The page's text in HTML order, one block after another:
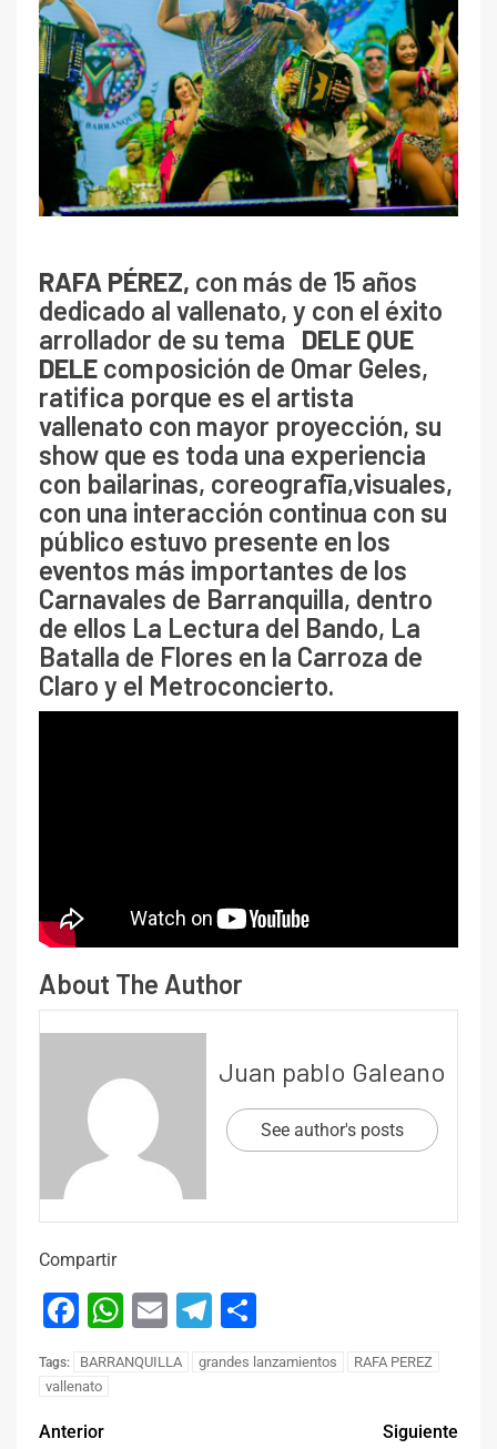
RAFA PÉREZ, con más de 15 años
dedicado al vallenato, y con el éxito
arrollador de su tema DELE QUE
DELE composición de Omar Geles,
ratifica porque es el artista
vallenato con mayor proyección, su
show que es toda una experiencia
con bailarinas, coreografīa,visuales,
con una interacción continua con su
público estuvo presente en los
eventos más importantes de los
Carnavales de Barranquilla, dentro
de ellos La Lectura del Bando, La
Batalla de Flores en la Carroza de
Claro y el Metroconcierto.
About The Author
Juan pablo Galeano
See author's posts
Compartir
Facebook
WhatsApp
EmailTelegram
Tags: BARRANQUILLA grandes lanzamientos
RAFA PEREZ
vallenato
Anterior
Siguiente